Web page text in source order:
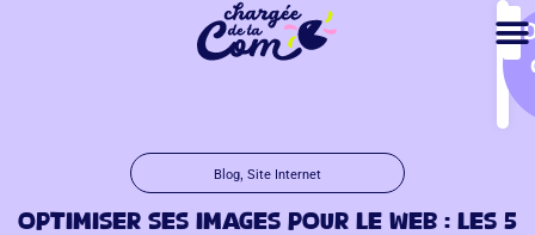
Blog, Site Internet
Optimiser ses images pour le web : les 5